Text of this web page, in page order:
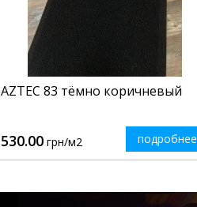
AZTEC 83 тёмно коричневый
530.00 грн/м2 подробнее